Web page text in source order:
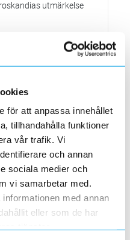
för att anpassa innehållet
tillhandahålla funktioner
vår trafik. Vi
och annan
sociala medier och
vi samarbetar med.
med annan
eller som de har
tjänster.
utmärkelse
vår e-handelssida
i världens största
31 oktober